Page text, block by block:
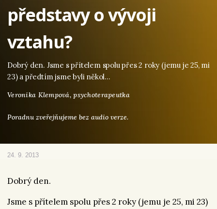
představy o vývoji
vztahu?
Dobrý den. Jsme s přítelem spolu přes 2 roky (jemu je 25, mi
23) a předtím jsme byli někol…
Veronika Klempová,psychoterapeutka
Poradnu zveřejňujeme bez audio verze.
24. 9. 2013
Dobrý den.
Jsme s přítelem spolu přes 2 roky (jemu je 25, mi 23)